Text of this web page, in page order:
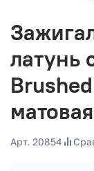
латунь
Арт. 20854